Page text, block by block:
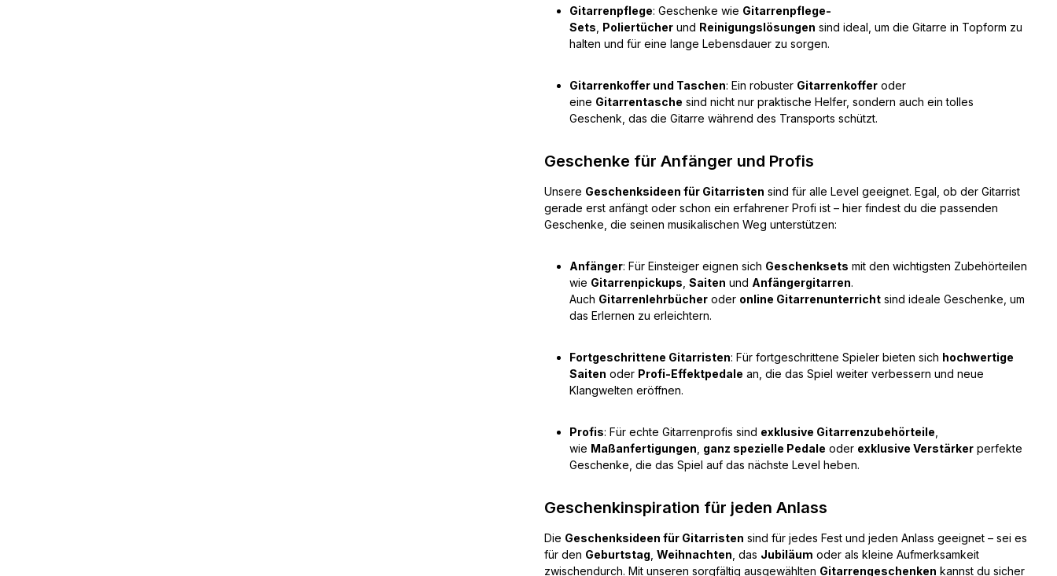
Gitarrenpflege: Geschenke wie Gitarrenpflege-
Sets Poliertücher und Reinigungslösungen sind ideal, um die Gitarre in Topform zu
halten und für eine lange Lebensdauer zu sorgen.
Gitarrenkoffer und Taschen: Ein robuster Gitarrenkoffer oder
eine Gitarrentasche sind nicht nur praktische Helfer, sondern auch ein tolles
Geschenk, das die Gitarre während des Transports schützt.
Geschenke für Anfänger und Profis
Unsere Geschenksideen für Gitarristen sind für alle Level geeignet. Egal, ob der Gitarrist
gerade erst anfängt oder schon ein erfahrener Profi ist – hier findest du die passenden
Geschenke, die seinen musikalischen Weg unterstützen:
Anfänger: Für Einsteiger eignen sich Geschenksets mit den wichtigsten Zubehörteilen
wie Gitarrenpickups Saiten und Anfängergitarren.
Auch Gitarrenlehrbücher oder online Gitarrenunterricht sind ideale Geschenke, um
das Erlernen zu erleichtern.
Fortgeschrittene Gitarristen: Für fortgeschrittene Spieler bieten sich hochwertige
Saiten oder Profi-Effektpedale an, die das Spiel weiter verbessern und neue
Klangwelten eröffnen.
Profis: Für echte Gitarrenprofis sind exklusive Gitarrenzubehörteile
wie Maßanfertigungen ganz spezielle Pedale oder exklusive Verstärker perfekte
Geschenke, die das Spiel auf das nächste Level heben.
Geschenkinspiration für jeden Anlass
Die Geschenksideen für Gitarristen sind für jedes Fest und jeden Anlass geeignet – sei es
für den Geburtstag Weihnachten , das Jubiläum oder als kleine Aufmerksamkeit
zwischendurch. Mit unseren sorgfältig ausgewählten Gitarrengeschenken kannst du sicher